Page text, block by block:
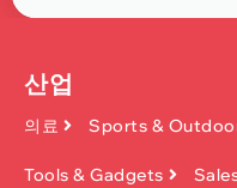
산업
의료 Sports &
Tools & Gadgets